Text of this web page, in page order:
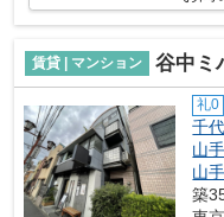
賃貸 | マンション 谷中ミ
礼0
千
山
山
築